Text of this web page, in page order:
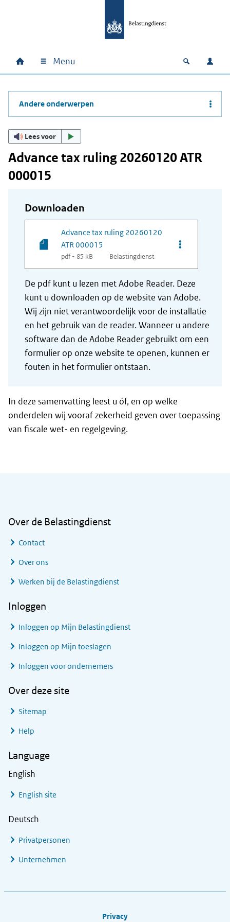
Hoofdnavigatie
Home Menu Open
Andere onderwerpen
Lees voor
Advance tax ruling 20260120 ATR
000015
Downloaden
Advance tax ruling 20260120
ATR 000015
pdf - 85 kB Belastingdienst
Opties van
De pdf kunt u lezen met Adobe Reader. Deze
kunt u downloaden op de website van Adobe.
Wij zijn niet verantwoordelijk voor de installatie
en het gebruik van de reader. Wanneer u andere
software dan de Adobe Reader gebruikt om een
formulier op onze website te openen, kunnen er
fouten in het formulier ontstaan.
In deze samenvatting leest u óf, en op welke
onderdelen wij vooraf zekerheid geven over toepassing
van fiscale wet- en regelgeving.
Over de Belastingdienst
Contact
Over ons
Werken bij de Belastingdienst
Inloggen
Inloggen op Mijn Belastingdienst
Inloggen op Mijn toeslagen
Inloggen voor ondernemers
Over deze site
Sitemap
Help
Language
English
English site
Deutsch
Privatpersonen
Unternehmen
Privacy